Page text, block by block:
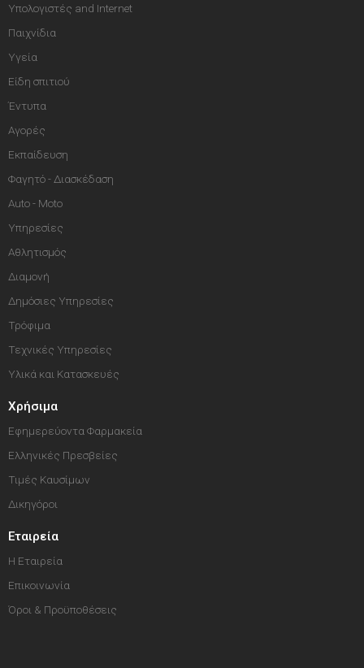
Υπολογιστές and Internet
Παιχνίδια
Υγεία
Είδη σπιτιού
Έντυπα
Αγορές
Εκπαίδευση
Φαγητό - Διασκέδαση
Auto - Moto
Υπηρεσίες
Αθλητισμός
Διαμονή
Δημόσιες Υπηρεσίες
Τρόφιμα
Τεχνικές Υπηρεσίες
Υλικά και Κατασκευές
Χρήσιμα
Εφημερεύοντα Φαρμακεία
Ελληνικές Πρεσβείες
Τιμές Καυσίμων
Δικηγόροι
Εταιρεία
Η Εταιρεία
Επικοινωνία
Όροι & Προϋποθέσεις